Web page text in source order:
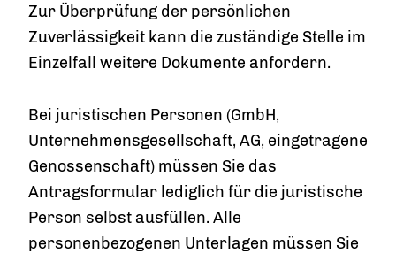
Zur Überprüfung der persönlichen
Zuverlässigkeit kann die zuständige Stelle im
Einzelfall weitere Dokumente anfordern.
Bei juristischen Personen (GmbH,
Unternehmensgesellschaft, AG, eingetragene
Genossenschaft) müssen Sie das
Antragsformular lediglich für die juristische
Person selbst ausfüllen. Alle
personenbezogenen Unterlagen müssen Sie